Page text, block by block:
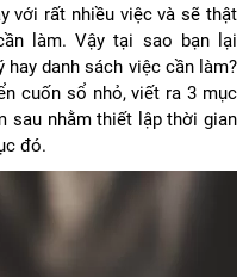
với rất nhiều việc và sẽ thật
làm. Vậy tại sao bạn lại
danh sách việc cần làm?
cuốn sổ nhỏ, viết ra 3 mục
sau nhằm thiết lập thời gian
đó.